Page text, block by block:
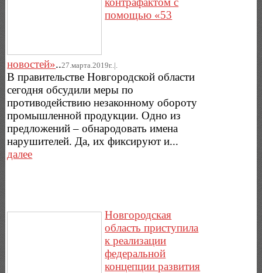
помощью «53
новостей»..27.марта.2019г..|.
В правительстве Новгородской области
сегодня обсудили меры по
противодействию незаконному обороту
промышленной продукции. Одно из
предложений – обнародовать имена
нарушителей. Да, их фиксируют и...
далее
Новгородская
область приступила
к реализации
федеральной
концепции развития